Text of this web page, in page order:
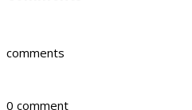
comments
0 comment